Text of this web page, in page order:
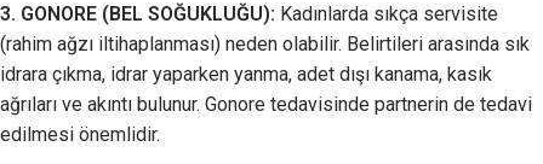
3. GONORE (BEL SOĞUKLUĞU): Kadınlarda sıkça servisite
(rahim ağzı iltihaplanması) neden olabilir. Belirtileri arasında sık
idrara çıkma, idrar yaparken yanma, adet dışı kanama, kasık
ağrıları ve akıntı bulunur. Gonore tedavisinde partnerin de tedavi
edilmesi önemlidir.